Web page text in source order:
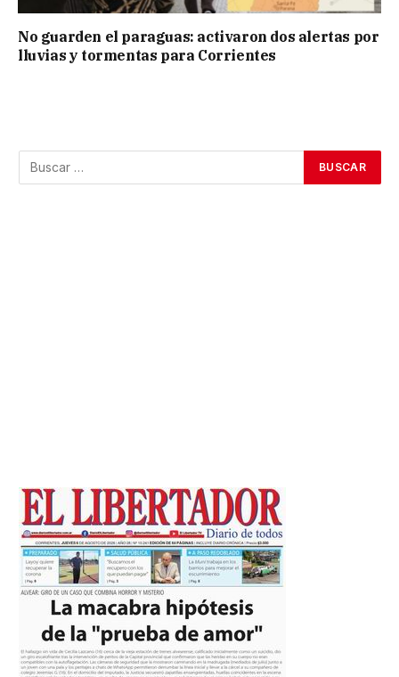
No guarden el paraguas: activaron dos alertas por
lluvias y tormentas para Corrientes